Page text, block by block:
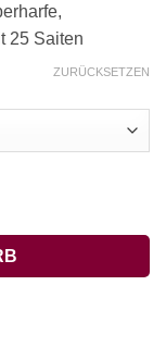
25 Saiten
ZURÜCKSETZEN